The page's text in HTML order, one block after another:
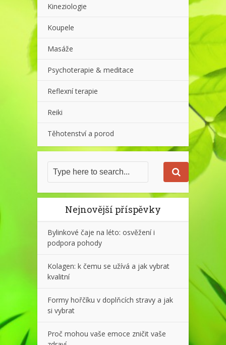
Kineziologie
Koupele
Masáže
Psychoterapie & meditace
Reflexní terapie
Reiki
Těhotenství a porod
Nejnovější příspěvky
Bylinkové čaje na léto: osvěžení i
podpora pohody
Kolagen: k čemu se užívá a jak vybrat
kvalitní
Formy hořčíku v doplňcích stravy a jak
si vybrat
Proč mohou vaše emoce zničit vaše